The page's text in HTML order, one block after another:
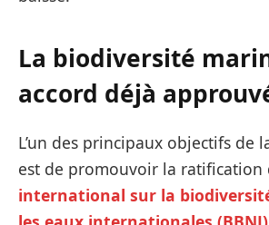
La biodiversité
accord déjà
L’un des principaux objectifs de
est de promouvoir la ratification
international sur la